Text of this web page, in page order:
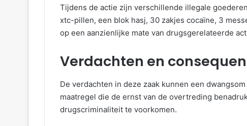
Tijdens de actie zijn verschillende illegale
xtc-pillen, een blok hasj, 30 zakjes cocaïne, 3
op een aanzienlijke mate van drugsgerelateerde
Verdachten en
De verdachten in deze zaak kunnen een
maatregel die de ernst van de overtreding
drugscriminaliteit te voorkomen.